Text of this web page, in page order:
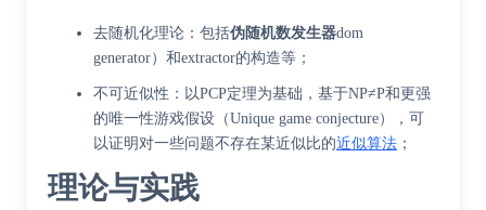
去随机化理论：包括伪随机数发生器dom
generator）和extractor的构造等；
不可近似性 ：以PCP定理为基础，基于NP≠P和更强
的唯一性游戏假设 （Unique game conjecture），可
以证明对一些问题不存在某近似比的近似算法 ；
理论与实践